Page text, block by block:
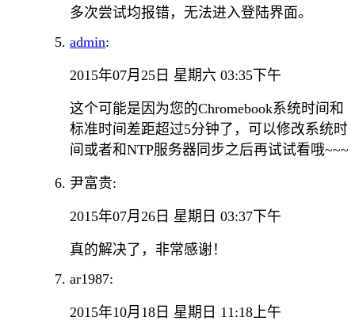
多次尝试均报错，无法进入登陆界面。
admin:
2015年07月25日 星期六 03:35下午
这个可能是因为您的Chromebook系统时间和
标准时间差距超过5分钟了，可以修改系统时
间或者和NTP服务器同步之后再试试看哦~~~
尹富贵:
2015年07月26日 星期日 03:37下午
真的解决了，非常感谢！
ar1987:
2015年10月18日 星期日 11:18上午